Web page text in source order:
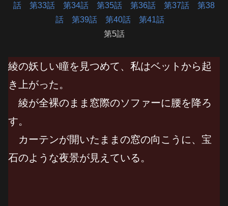
話 第33話 第34話 第35話 第36話 第37話 第38
話 第39話 第40話 第41話
第5話
綾の妖しい瞳を見つめて、私はベットから起
き上がった。
綾が全裸のまま窓際のソファーに腰を降ろ
す。
カーテンが開いたままの窓の向こうに、宝
石のような夜景が見えている。